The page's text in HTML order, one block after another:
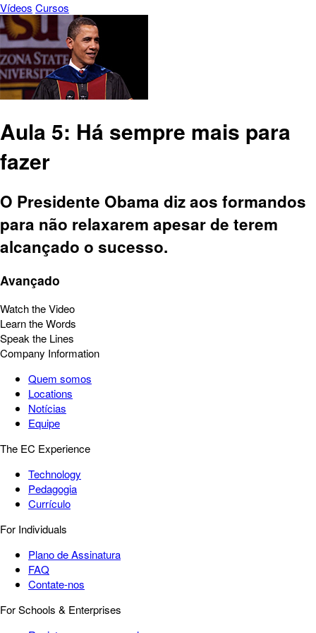
Vídeos Cursos
Aula 5: Há sempre mais para
fazer
O Presidente Obama diz aos formandos
para não relaxarem apesar de terem
alcançado o sucesso.
Avançado
Watch the Video
Learn the Words
Speak the Lines
Company Information
Quem somos
Locations
Notícias
Equipe
The EC Experience
Technology
Pedagogia
Currículo
For Individuals
Plano de Assinatura
FAQ
Contate-nos
For Schools & Enterprises